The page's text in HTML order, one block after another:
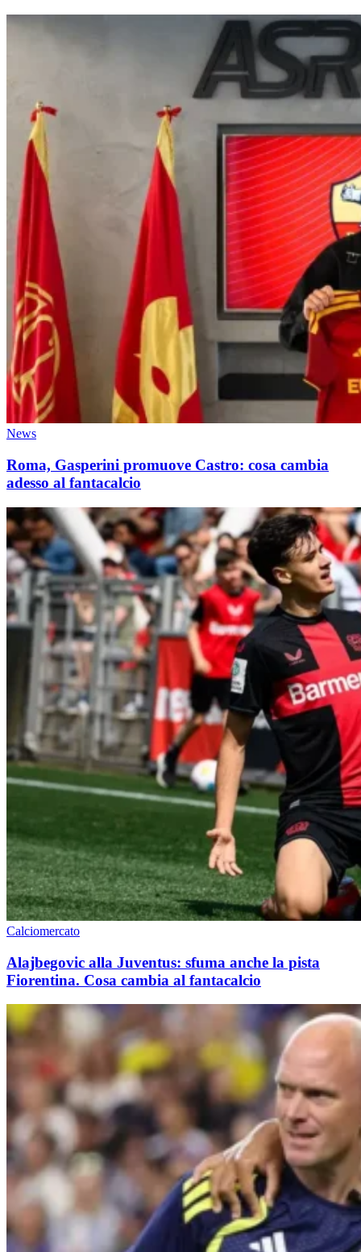
News
Roma, Gasperini promuove Castro: cosa cambia
adesso al fantacalcio
Calciomercato
Alajbegovic alla Juventus: sfuma anche la pista
Fiorentina. Cosa cambia al fantacalcio